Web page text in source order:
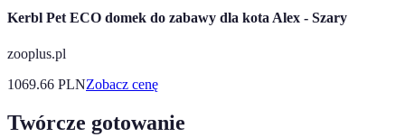
Kerbl Pet ECO domek do zabawy dla kota Alex - Szary
zooplus.pl
1069.66 PLNZobacz cenę
Twórcze gotowanie